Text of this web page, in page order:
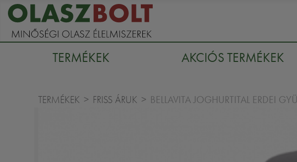
TERMÉKEK AKCIÓS TERMÉKEK
TERMÉKEK FRISS ÁRUK BELLAVITA JOGHURTITAL ERDEI